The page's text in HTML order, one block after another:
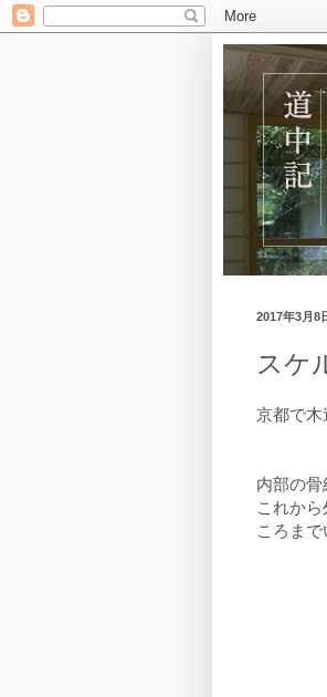
2017年3月8
スケ
京都で
内部の骨
これか
ころまで